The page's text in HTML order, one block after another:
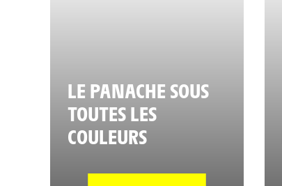
LE PANACHE SOUS
TOUTES LES
COULEURS